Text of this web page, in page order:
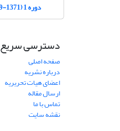
دوره 1 (1371-1369)
دسترسی سریع
صفحه اصلی
درباره نشریه
اعضای هیات تحریریه
ارسال مقاله
تماس با ما
نقشه سایت